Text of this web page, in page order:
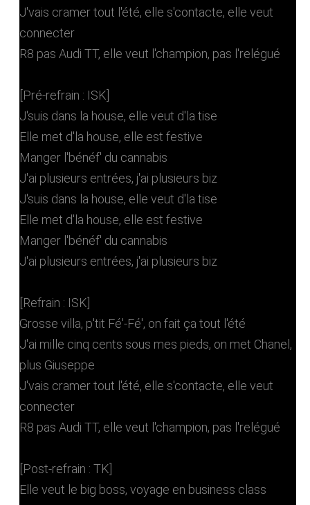
J'vais cramer tout l'été, elle s'contacte, ellе veut
connecter
R8 pas Audi TT, еlle veut l'champion, pas l'relégué
[Pré-refrain : ISK]
J'suis dans la house, elle veut d'la tise
Elle met d'la house, elle est festive
Manger l'bénéf' du cannabis
J'ai plusieurs entrées, j'ai plusieurs biz
J'suis dans la house, elle veut d'la tise
Elle met d'la house, elle est festive
Manger l'bénéf' du cannabis
J'ai plusieurs entrées, j'ai plusieurs biz
[Refrain : ISK]
Grosse villa, p'tit Fé'-Fé', on fait ça tout l'été
J'ai mille cinq cents sous mes pieds, on met Chanel,
plus Giuseppe
J'vais cramer tout l'été, elle s'contacte, elle veut
connecter
R8 pas Audi TT, elle veut l'champion, pas l'relégué
[Post-refrain : TK]
Elle veut le big boss, voyage en business class